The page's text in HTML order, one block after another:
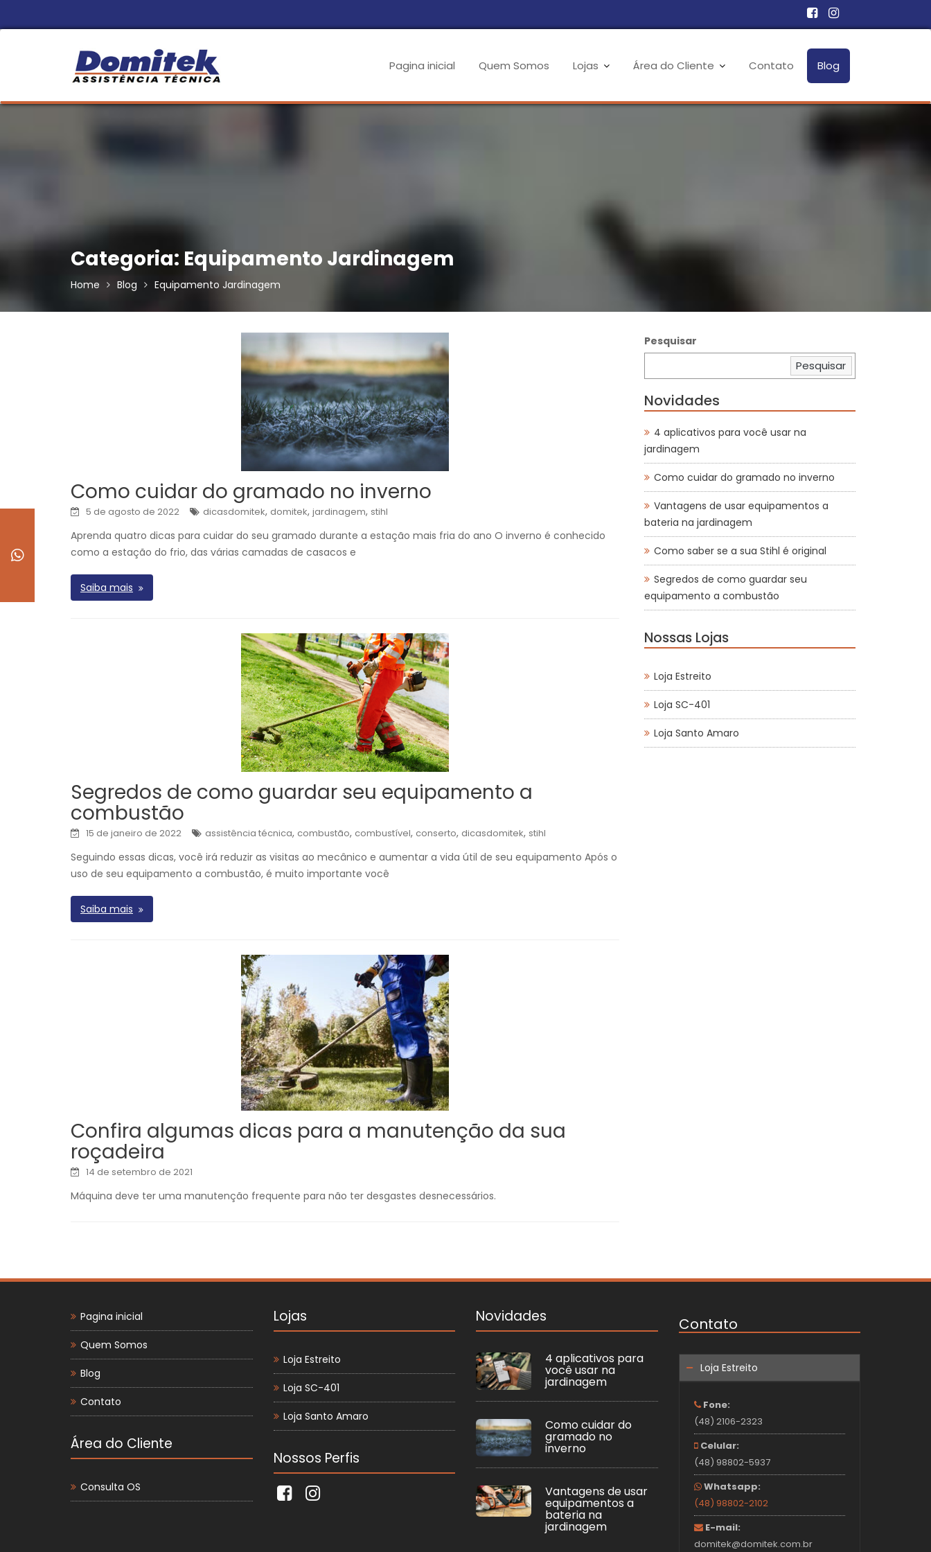
to
Pagina inicial Quem Somos Lojas Área do Cliente Contato Blog
Categoria: Equipamento Jardinagem
Home Blog Equipamento Jardinagem
Como cuidar do gramado no inverno
5 de agosto de 2022 dicasdomitek, domitek, jardinagem, stihl
Aprenda quatro dicas para cuidar do seu gramado durante a estação mais fria do ano O inverno é conhecido
como a estação do frio, das várias camadas de casacos e
Saiba mais
Segredos de como guardar seu equipamento a
combustão
15 de janeiro de 2022 assistência técnica, combustão, combustível, conserto, dicasdomitek, stihl
Seguindo essas dicas, você irá reduzir as visitas ao mecânico e aumentar a vida útil de seu equipamento Após o
uso de seu equipamento a combustão, é muito importante você
Saiba mais
Confira algumas dicas para a manutenção da sua
roçadeira
14 de setembro de 2021
Máquina deve ter uma manutenção frequente para não ter desgastes desnecessários.
Pesquisar
Pesquisar
Novidades
4 aplicativos para você usar na
jardinagem
Como cuidar do gramado no inverno
Vantagens de usar equipamentos a
bateria na jardinagem
Como saber se a sua Stihl é original
Segredos de como guardar seu
equipamento a combustão
Nossas Lojas
Loja Estreito
Loja SC-401
Loja Santo Amaro
Pagina inicial
Quem Somos
Blog
Contato
Área do Cliente
Consulta OS
Lojas
Loja Estreito
Loja SC-401
Loja Santo Amaro
Nossos Perfis
Novidades
4 aplicativos para
você usar na
jardinagem
Como cuidar do
gramado no
inverno
Vantagens de usar
equipamentos a
bateria na
jardinagem
Contato
Loja Estreito
Fone:
(48) 2106-2323
Celular:
(48) 98802-5937
Whatsapp:
(48) 98802-2102
E-mail:
domitek@domitek.com.br